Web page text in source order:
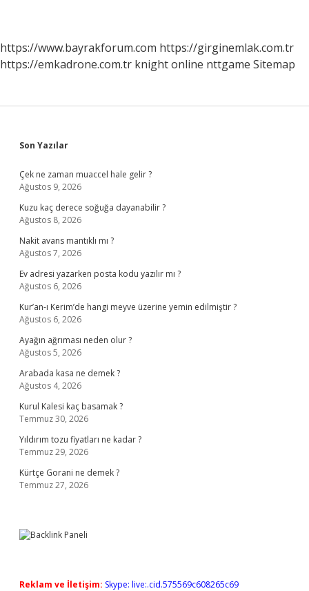
https://www.bayrakforum.com https://girginemlak.com.tr
https://emkadrone.com.tr knight online nttgame Sitemap
Sidebar
Son Yazılar
Çek ne zaman muaccel hale gelir ?
Ağustos 9, 2026
Kuzu kaç derece soğuğa dayanabilir ?
Ağustos 8, 2026
Nakit avans mantıklı mı ?
Ağustos 7, 2026
Ev adresi yazarken posta kodu yazılır mı ?
Ağustos 6, 2026
Kur’an-ı Kerim’de hangi meyve üzerine yemin edilmiştir ?
Ağustos 6, 2026
Ayağın ağrıması neden olur ?
Ağustos 5, 2026
Arabada kasa ne demek ?
Ağustos 4, 2026
Kurul Kalesi kaç basamak ?
Temmuz 30, 2026
Yıldırım tozu fiyatları ne kadar ?
Temmuz 29, 2026
Kürtçe Gorani ne demek ?
Temmuz 27, 2026
Reklam ve İletişim: Skype: live:.cid.575569c608265c69